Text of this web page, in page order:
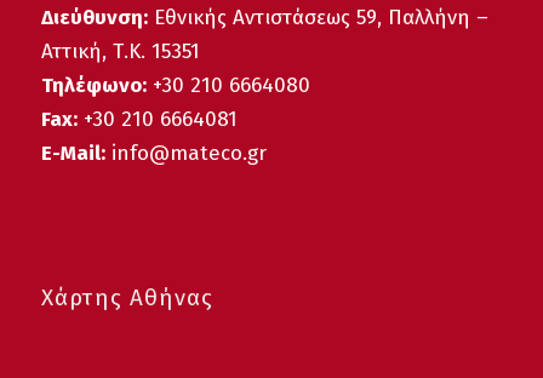
Διεύθυνση:Εθνικής Αντιστάσεως 59, Παλλήνη –
Αττική, Τ.Κ. 15351
Τηλέφωνο: +30 210 6664080
Fax:+30 210 6664081
E-Mail: info@mateco.gr
Χάρτης Αθήνας